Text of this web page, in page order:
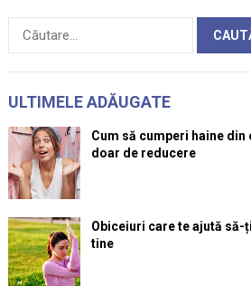
Caută
ULTIMELE ADĂUGATE
Cum să cumperi haine
doar de reducere
Obiceiuri care te ajută
tine